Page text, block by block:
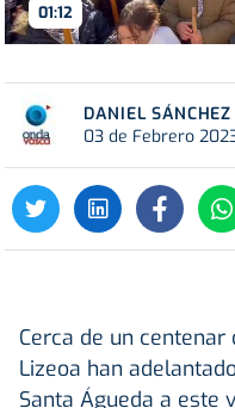
01:12
DANIEL
03 de Febrero
Cerca de un
Lizeoa han
Santa Águeda a este